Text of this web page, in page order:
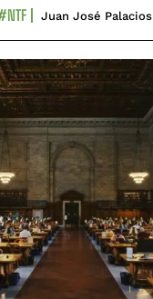
Juan José Palacios